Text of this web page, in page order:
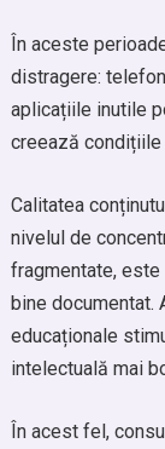
În aceste
distragere:
aplicațiile inutile
creează
Calitatea
nivelul de
fragmentate,
bine documentat.
educaționale
intelectuală mai
În acest fel,